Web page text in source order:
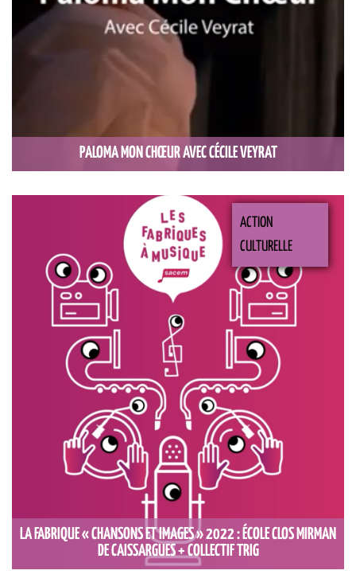
PALOMA MON CHŒUR AVEC CÉCILE VEYRAT
LA FABRIQUE « CHANSONS ET IMAGES » 2022 : ÉCOLE CLOS MIRMAN
DE CAISSARGUES + COLLECTIF TRIG
ACTION
CULTURELLE